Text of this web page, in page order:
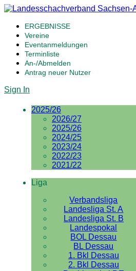
ERGEBNISSE
Vereine
Eventanmeldungen
Terminliste
An-/Abmelden
Antrag neuer Nutzer
Sign In
2025/26
2026/27
2025/26
2024/25
2023/24
2022/23
2021/22
Liga
Verbandsliga
Landesliga St. A
Landesliga St. B
Landespokal
BOL Dessau
BL Dessau
1. Bkl Dessau
2. Bkl Dessau